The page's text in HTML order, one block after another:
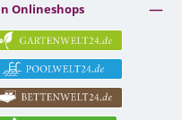
Onlineshops